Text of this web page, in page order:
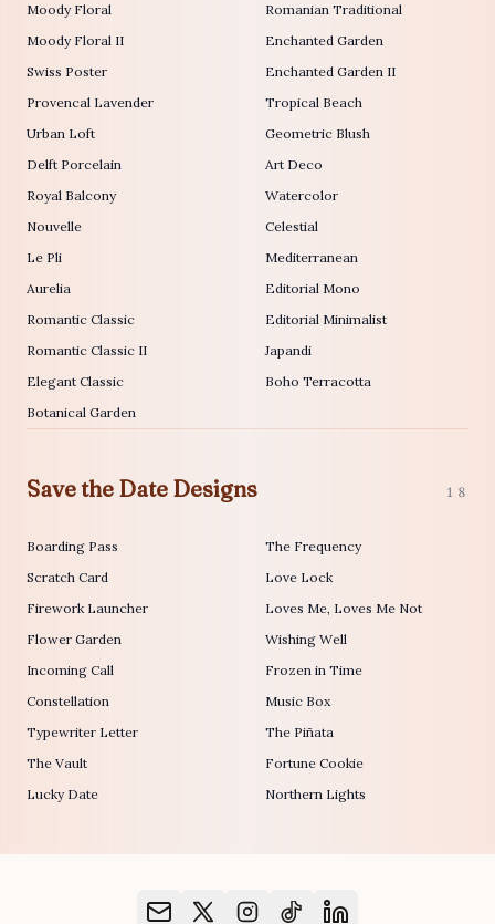
Moody Floral
Moody Floral II
Swiss Poster
Provencal Lavender
Urban Loft
Delft Porcelain
Royal Balcony
Nouvelle
Le Pli
Aurelia
Romantic Classic
Romantic Classic II
Elegant Classic
Botanical Garden
Romanian Traditional
Enchanted Garden
Enchanted Garden II
Tropical Beach
Geometric Blush
Art Deco
Watercolor
Celestial
Mediterranean
Editorial Mono
Editorial Minimalist
Japandi
Boho Terracotta
Save the Date Designs 18
Boarding Pass
Scratch Card
Firework Launcher
Flower Garden
Incoming Call
Constellation
Typewriter Letter
The Vault
Lucky Date
The Frequency
Love Lock
Loves Me, Loves Me Not
Wishing Well
Frozen in Time
Music Box
The Piñata
Fortune Cookie
Northern Lights